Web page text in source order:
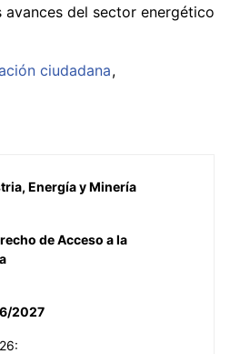
del sector energético
ciudadana
Energía y Minería
de Acceso a la
2027